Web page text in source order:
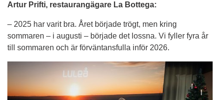
Artur Prifti, restaurangägare La Bottega:
– 2025 har varit bra. Året började trögt, men kring
sommaren – i augusti – började det lossna. Vi fyller fyra år
till sommaren och är förväntansfulla inför 2026.